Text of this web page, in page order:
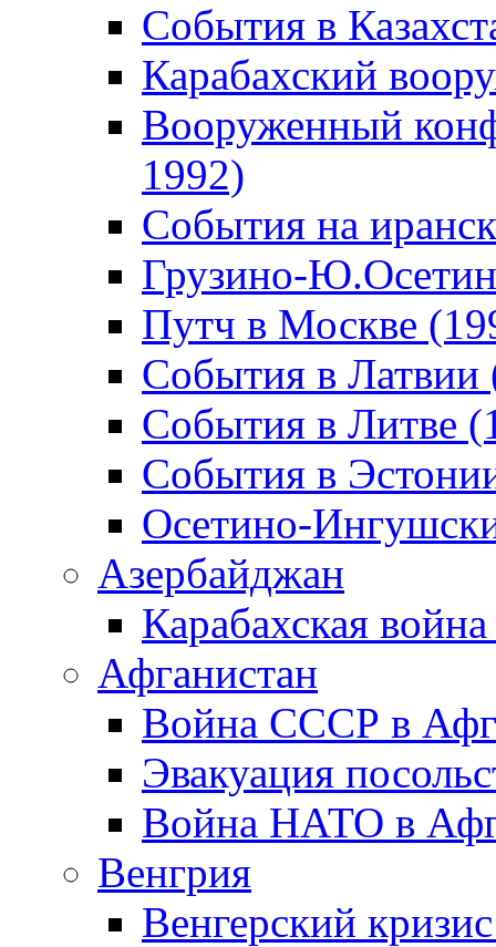
События в
Карабахский
Вооруженный
1992)
События на
Грузино-
Путч в Москве
События в Латвии
События в Литве
События в
Осетино-
Азербайджан
Карабахская
Афганистан
Война СССР в
Эвакуация
Война НАТО в
Венгрия
Венгерский